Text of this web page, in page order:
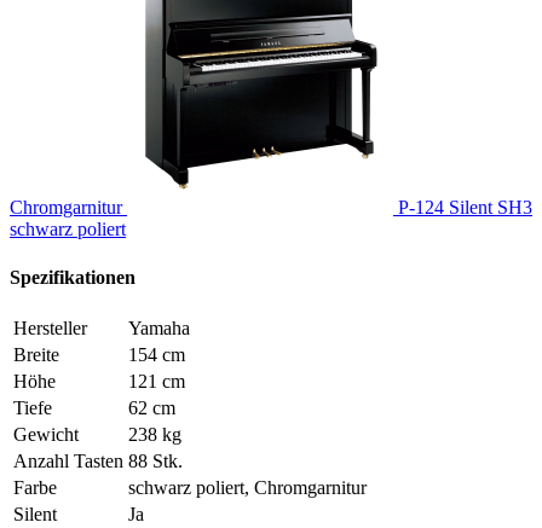
Chromgarnitur
P-124 Silent SH3
schwarz poliert
Spezifikationen
Hersteller
Yamaha
Breite
154 cm
Höhe
121 cm
Tiefe
62 cm
Gewicht
238 kg
Anzahl Tasten 88 Stk.
Farbe
schwarz poliert, Chromgarnitur
Silent
Ja